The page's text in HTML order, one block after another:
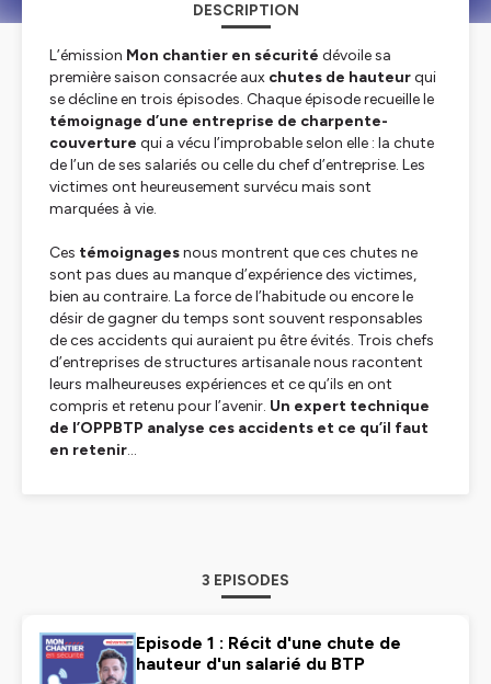
DESCRIPTION
L’émission Mon chantier en sécurité dévoile sa
première saison consacrée aux chutes de hauteurqui
se décline en trois épisodes. Chaque épisode recueille le
témoignage d’une entreprise de charpente-
couverture qui a vécu l’improbable selon elle : la chute
de l’un de ses salariés ou celle du chef d’entreprise. Les
victimes ont heureusement survécu mais sont
marquées à vie.
Ces témoignagesnous montrent que ces chutes ne
sont pas dues au manque d’expérience des victimes,
bien au contraire. La force de l’habitude ou encore le
désir de gagner du temps sont souvent responsables
de ces accidents qui auraient pu être évités. Trois chefs
d’entreprises de structures artisanale nous racontent
leurs malheureuses expériences et ce qu’ils en ont
compris et retenu pour l’avenir. Un expert technique
de l’OPPBTP analyse ces accidents et ce qu’il faut
en retenir…
3 EPISODES
Episode 1 : Récit d'une chute de
hauteur d'un salarié du BTP